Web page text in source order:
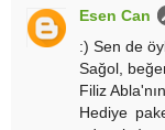
Esen Can
:) Sen de
Sağol,
Filiz
Hediye